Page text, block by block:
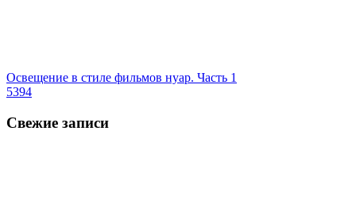
Освещение в стиле фильмов нуар. Часть 1
5394
Свежие записи